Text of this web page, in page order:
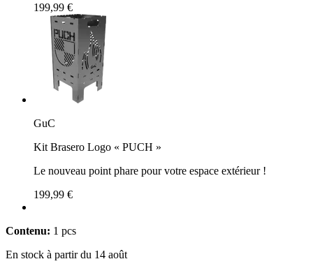
199,99 €
GuC
Kit Brasero Logo « PUCH »
Le nouveau point phare pour votre espace extérieur !
199,99 €
Contenu: 1 pcs
En stock à partir du 14 août